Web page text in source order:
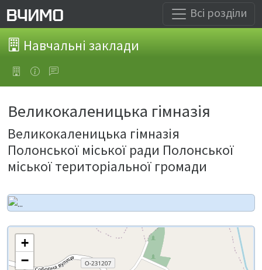
Всі розділи
Навчальні заклади
Великокаленицька гімназія
Великокаленицька гімназія
Полонської міської ради Полонської
міської територіальної громади
+
−